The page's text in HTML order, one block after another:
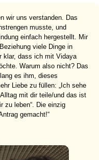
wir uns verstanden. Das
musste, und
einfach hergestellt. Mir
viele Dinge in
klar, dass ich mit Vidaya
Warum also nicht? Das
es ihm, dieses
Liebe zu füllen: „Ich sehe
mit dir teile/und das ist
zu leben“. Die einzig
gemacht!“